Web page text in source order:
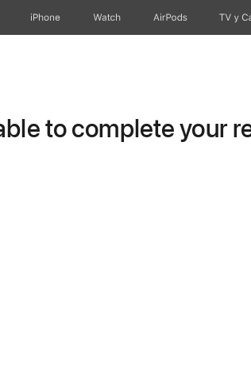
iPhone Watch AirPods TV y
to complete your